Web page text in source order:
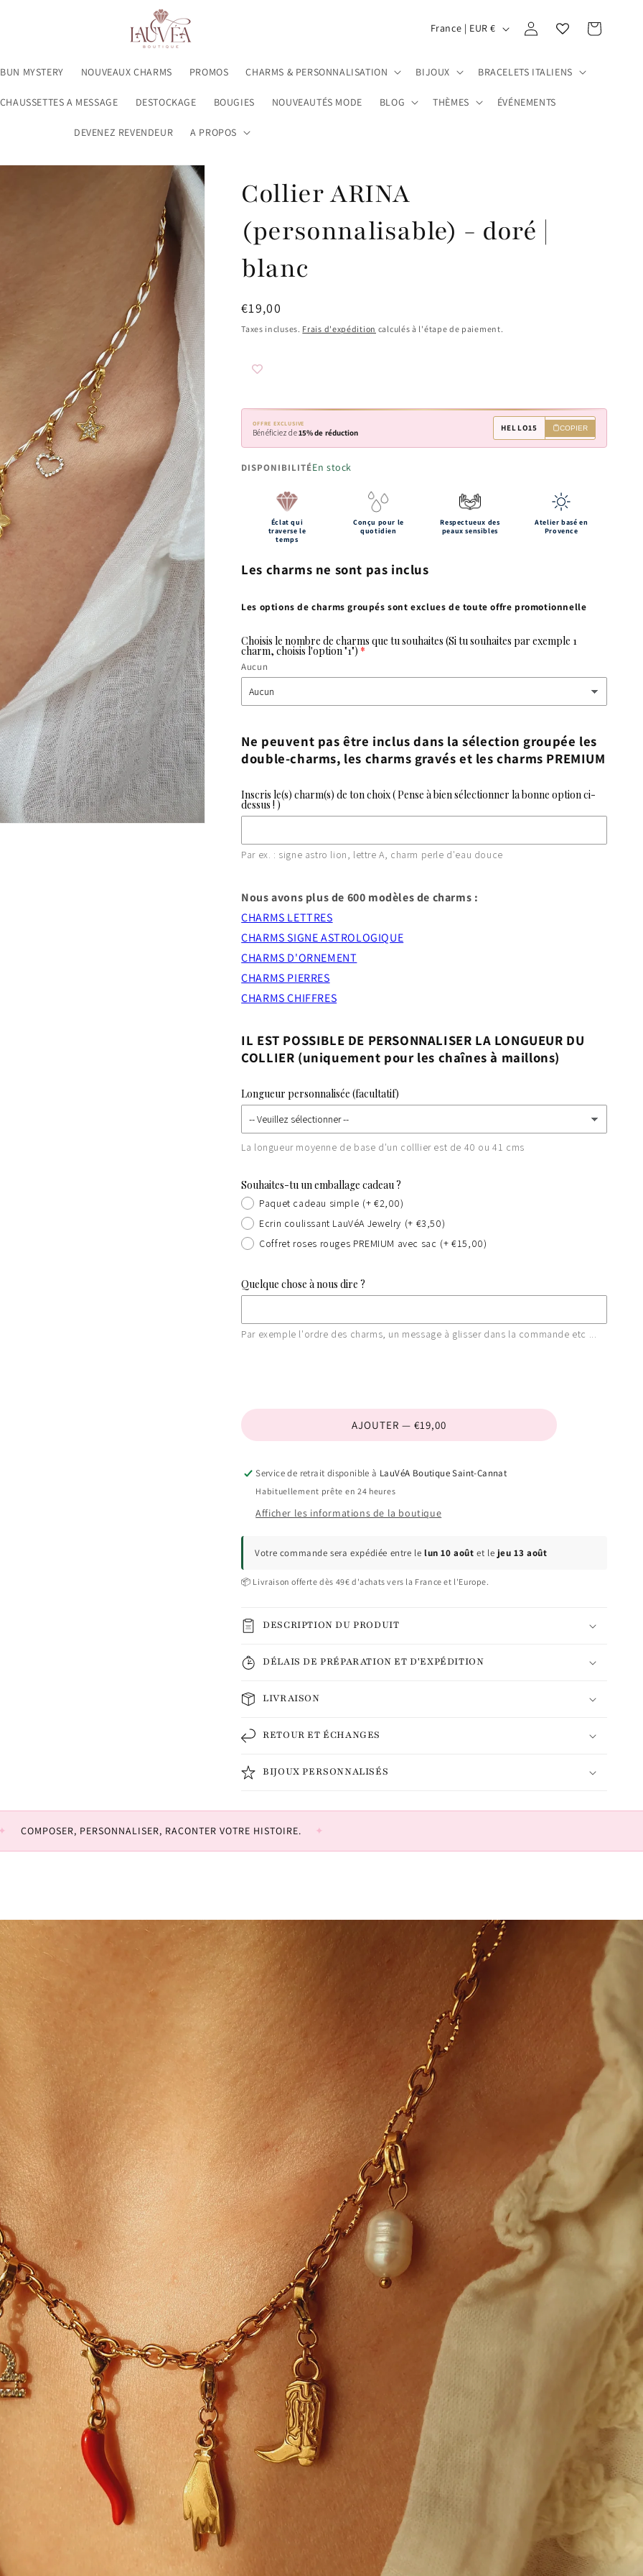
MYSTERY NOUVEAUX CHARMS PROMOS CHARMS & PERSONNALISATION BIJOUX BRACELETS ITALIENS
CHAUSSETTES A MESSAGE DESTOCKAGE BOUGIES NOUVEAUTÉS MODE BLOG THÈMES ÉVÉNEMENTS
DEVENEZ REVENDEUR A PROPOS
y
o
France | EUR € Connexion Panier
Collier ARINA
(personnalisable) - doré |
blanc
Prix
habituel
€19,00
Taxes incluses. Frais d'expédition calculés à l'étape de paiement.
OFFRE EXCLUSIVE
Bénéficiez de15% de réduction HELLO15 COPIER
DISPONIBILITÉEn stock
Éclat qui
traverse le
temps
Conçu pour le
quotidien
Respectueux des
peaux sensibles
Atelier basé en
Provence
Les charms ne sont pas inclus
Les options de charms groupés sont exclues de toute offre promotionnelle
Choisis le nombre de charms que tu souhaites (Si tu souhaites par exemple 1
charm, choisis l'option "1")
Aucun
Ne peuvent pas être inclus dans la sélection groupée les
double-charms, les charms gravés et les charms PREMIUM
Inscris le(s) charm(s) de ton choix ( Pense à bien sélectionner la bonne option ci-
dessus ! )
Par ex. : signe astro lion, lettre A, charm perle d'eau douce
Nous avons plus de 600 modèles de charms :
CHARMS LETTRES
CHARMS SIGNE ASTROLOGIQUE
CHARMS D'ORNEMENT
CHARMS PIERRES
CHARMS CHIFFRES
IL EST POSSIBLE DE PERSONNALISER LA LONGUEUR DU
COLLIER (uniquement pour les chaînes à maillons)
Longueur personnalisée (facultatif)
La longueur moyenne de base d'un colllier est de 40 ou 41 cms
Souhaites-tu un emballage cadeau ?
Paquet cadeau simple (+ €2,00)
Ecrin coulissant LauVéA Jewelry (+ €3,50)
Coffret roses rouges PREMIUM avec sac (+ €15,00)
Quelque chose à nous dire ?
Par exemple l'ordre des charms, un message à glisser dans la commande etc ...
AJOUTER — €19,00
Service de retrait disponible à LauVéA Boutique Saint-Cannat
Habituellement prête en 24 heures
Afficher les informations de la boutique
Votre commande sera expédiée entre le lun 10 août et le jeu 13 août
📦 Livraison offerte dès 49€ d'achats vers la France et l'Europe.
DESCRIPTION DU PRODUIT
DÉLAIS DE PRÉPARATION ET D'EXPÉDITION
LIVRAISON
RETOUR ET ÉCHANGES
BIJOUX PERSONNALISÉS
COMPOSER, PERSONNALISER, RACONTER VOTRE HISTOIRE.